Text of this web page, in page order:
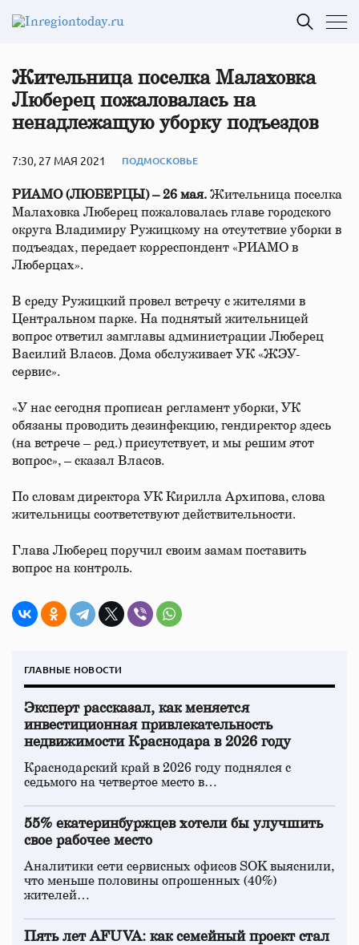
Жительница поселка Малаховка
Люберец пожаловалась на
ненадлежащую уборку подъездов
7:30, 27 МАЯ 2021 ПОДМОСКОВЬЕ
РИАМО (ЛЮБЕРЦЫ) – 26 мая. Жительница поселка
Малаховка Люберец пожаловалась главе городского
округа Владимиру Ружицкому на отсутствие уборки в
подъездах, передает корреспондент «РИАМО в
Люберцах».
В среду Ружицкий провел встречу с жителями в
Центральном парке. На поднятый жительницей
вопрос ответил замглавы администрации Люберец
Василий Власов. Дома обслуживает УК «ЖЭУ-
сервис».
«У нас сегодня прописан регламент уборки, УК
обязаны проводить дезинфекцию, гендиректор здесь
(на встрече – ред.) присутствует, и мы решим этот
вопрос», – сказал Власов.
По словам директора УК Кирилла Архипова, слова
жительницы соответствуют действительности.
Глава Люберец поручил своим замам поставить
вопрос на контроль.
ГЛАВНЫЕ НОВОСТИ
Эксперт рассказал, как меняется
инвестиционная привлекательность
недвижимости Краснодара в 2026 году
Краснодарский край в 2026 году поднялся с
седьмого на четвертое место в…
55% екатеринбуржцев хотели бы улучшить
свое рабочее место
Аналитики сети сервисных офисов SOK выяснили,
что меньше половины опрошенных (40%)
жителей…
Пять лет AFUVA: как семейный проект стал